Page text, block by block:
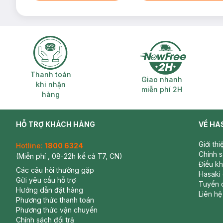
Thanh toán khi nhận hàng
Thanh toán
khi nhận
hàng
Giao nhanh
Giao nhanh
miễn phí 2H
HỖ TRỢ KHÁCH HÀNG
Hotline: 1800 6324
(Miễn phí , 08-22h kể cả T7, CN)
Các câu hỏi thường gặp
Gửi yêu cầu hỗ trợ
Hướng dẫn đặt hàng
Phương thức thanh toán
Phương thức vận chuyển
Chính sách đổi trả
VỀ
Giới
Chính
Điều
Hasaki
Tuyển
Liên hệ